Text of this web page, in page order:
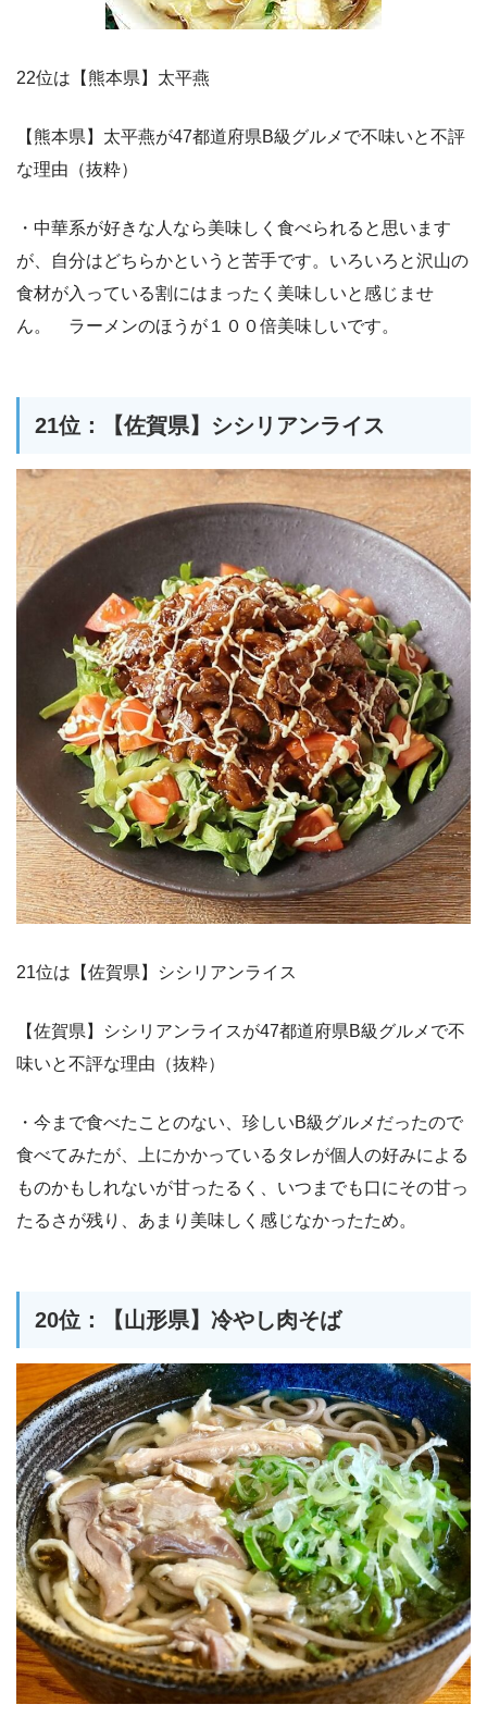
22位は【熊本県】太平燕
【熊本県】太平燕が47都道府県B級グルメで不味いと不評
な理由（抜粋）
・中華系が好きな人なら美味しく食べられると思います
が、自分はどちらかというと苦手です。いろいろと沢山の
食材が入っている割にはまったく美味しいと感じませ
ん。 ラーメンのほうが１００倍美味しいです。
21位：【佐賀県】シシリアンライス
21位は【佐賀県】シシリアンライス
【佐賀県】シシリアンライスが47都道府県B級グルメで不
味いと不評な理由（抜粋）
・今まで食べたことのない、珍しいB級グルメだったので
食べてみたが、上にかかっているタレが個人の好みによる
ものかもしれないが甘ったるく、いつまでも口にその甘っ
たるさが残り、あまり美味しく感じなかったため。
20位：【山形県】冷やし肉そば